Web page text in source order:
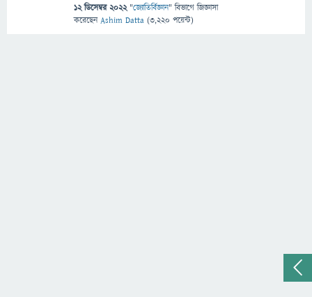
12 ডিসেম্বর 2022 "জ্যোতির্বিজ্ঞান" বিভাগে জিজ্ঞাসা
করেছেনAshim Datta (3,220 পয়েন্ট)